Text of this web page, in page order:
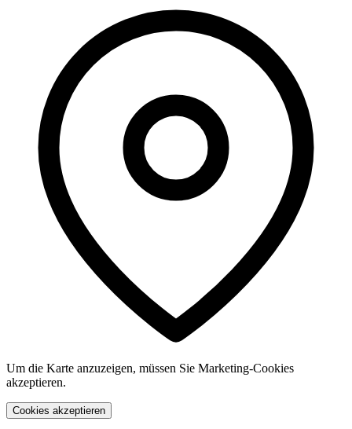
Um die Karte anzuzeigen, müssen Sie Marketing-Cookies
akzeptieren.
Cookies akzeptieren